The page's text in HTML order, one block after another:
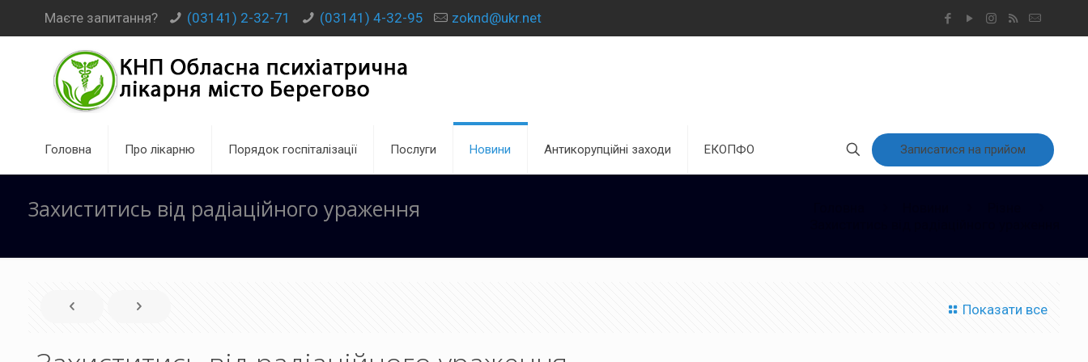
Маєте запитання? (03141) 2-32-71 (03141) 4-32-95 zoknd@ukr.net
Головна Про лікарню Порядок госпіталізації Послуги Новини Антикорупційні заходи ЕКОПФО Записатися на прийом
Захиститись від радіаційного ураження
Показати все